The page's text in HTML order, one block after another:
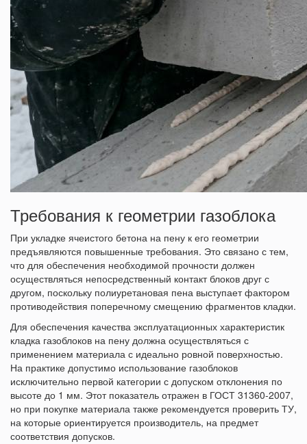
Требования к геометрии газоблока
При укладке ячеистого бетона на пену к его геометрии
предъявляются повышенные требования. Это связано с тем,
что для обеспечения необходимой прочности должен
осуществляться непосредственный контакт блоков друг с
другом, поскольку полиуретановая пена выступает фактором
противодействия поперечному смещению фрагментов кладки.
Для обеспечения качества эксплуатационных характеристик
кладка газоблоков на пену должна осуществляться с
применением материала с идеально ровной поверхностью.
На практике допустимо использование газоблоков
исключительно первой категории с допуском отклонения по
высоте до 1 мм. Этот показатель отражен в ГОСТ 31360-2007,
но при покупке материала также рекомендуется проверить ТУ,
на которые ориентируется производитель, на предмет
соответствия допусков.